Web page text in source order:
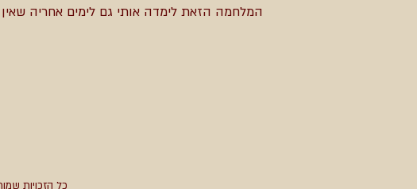
המלחמה הזאת לימדה אותי גם לימים
כל הזכויות